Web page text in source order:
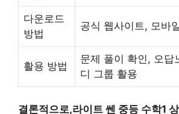
다운로드
방법
공식 웹사이트, 모바
활용 방법
문제 풀이 확인, 오답
디 그룹 활용
결론적으로,라이트 쎈 중등 수학1